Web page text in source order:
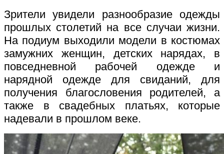
Зрители увидели разнообразие одежды
прошлых столетий на все случаи жизни.
На подиум выходили модели в костюмах
замужних женщин, детских нарядах, в
повседневной рабочей одежде и
нарядной одежде для свиданий, для
получения благословения родителей, а
также в свадебных платьях, которые
надевали в прошлом веке.